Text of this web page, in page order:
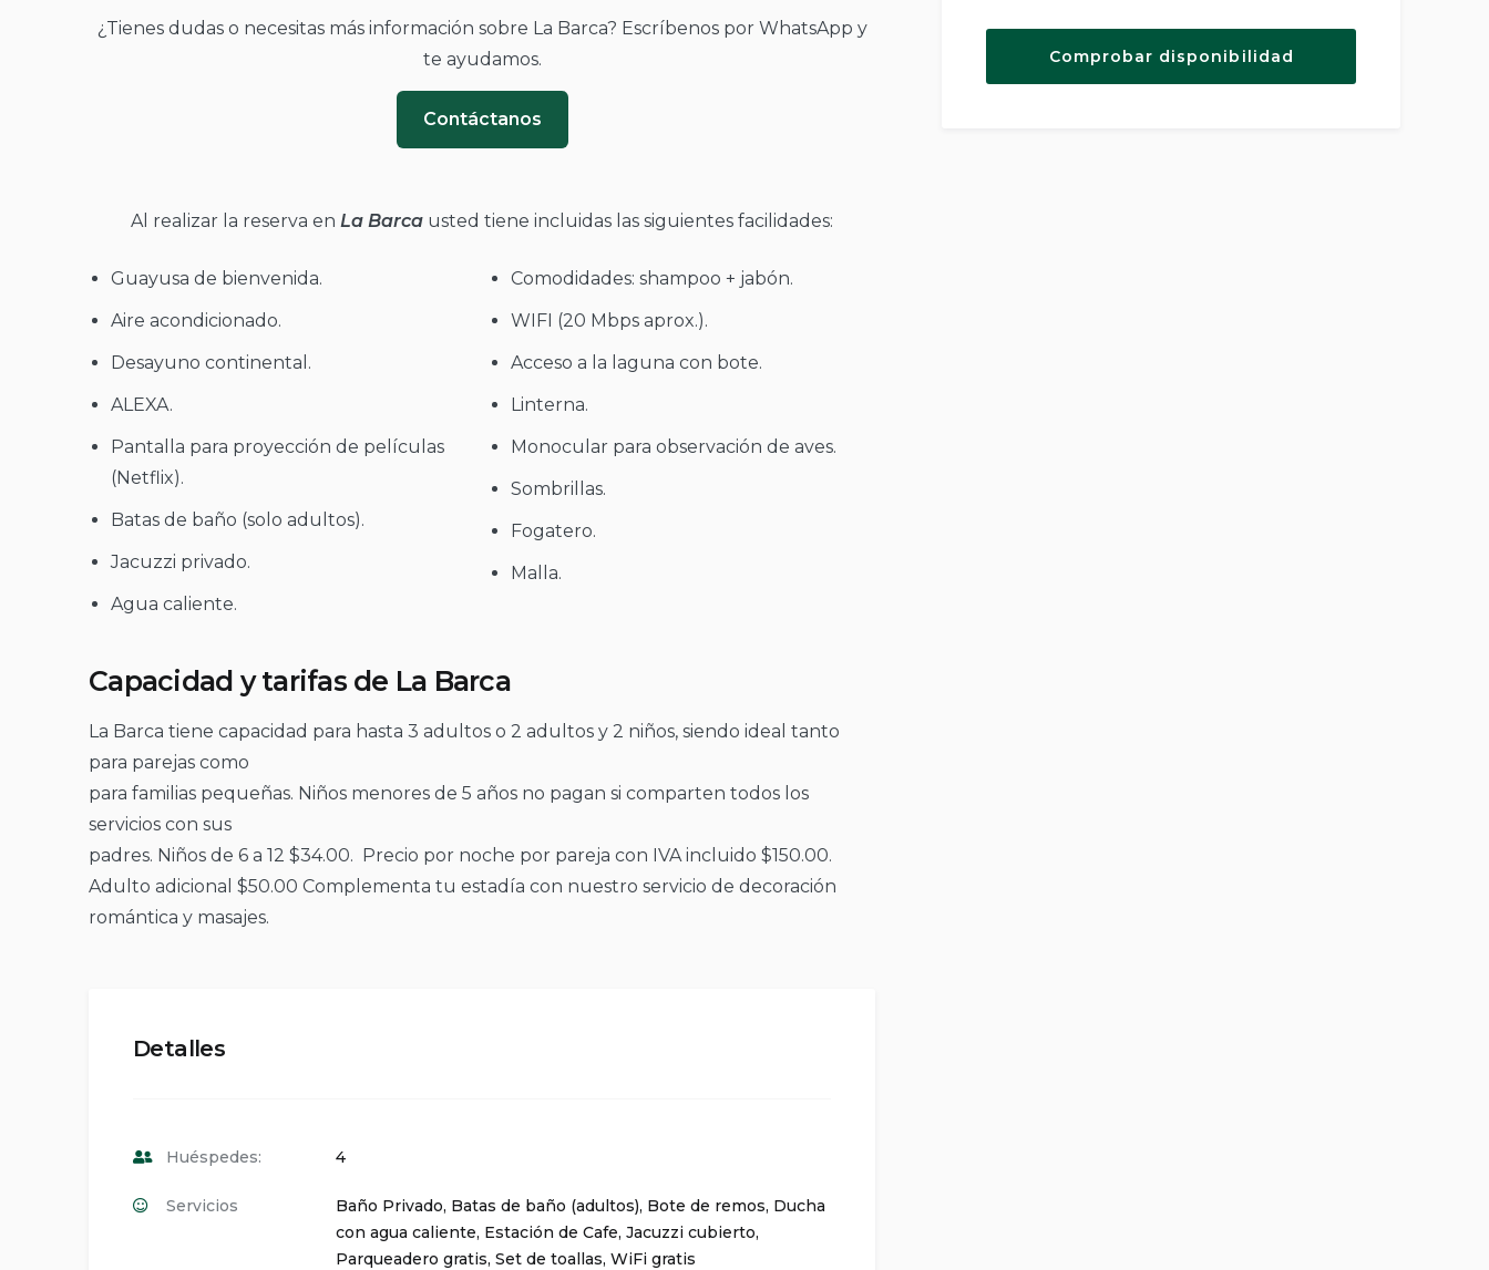
¿Tienes dudas o necesitas más información sobre La Barca? Escríbenos por WhatsApp y
te ayudamos.
Contáctanos
Al realizar la reserva en La Barca usted tiene incluidas las siguientes facilidades:
Guayusa de bienvenida.
Aire acondicionado.
Desayuno continental.
ALEXA.
Pantalla para proyección de películas
(Netflix).
Batas de baño (solo adultos).
Jacuzzi privado.
Agua caliente.
Comodidades: shampoo + jabón.
WIFI (20 Mbps aprox.).
Acceso a la laguna con bote.
Linterna.
Monocular para observación de aves.
Sombrillas.
Fogatero.
Malla.
Capacidad y tarifas de La Barca
La Barca tiene capacidad para hasta 3 adultos o 2 adultos y 2 niños, siendo ideal tanto
para parejas como
para familias pequeñas. Niños menores de 5 años no pagan si comparten todos los
servicios con sus
padres. Niños de 6 a 12 $34.00. Precio por noche por pareja con IVA incluido $150.00.
Adulto adicional $50.00 Complementa tu estadía con nuestro servicio de decoración
romántica y masajes.
Detalles
Huéspedes: 4
Servicios Baño Privado, Batas de baño (adultos), Bote de remos, Ducha
con agua caliente, Estación de Cafe, Jacuzzi cubierto,
Parqueadero gratis, Set de toallas, WiFi gratis